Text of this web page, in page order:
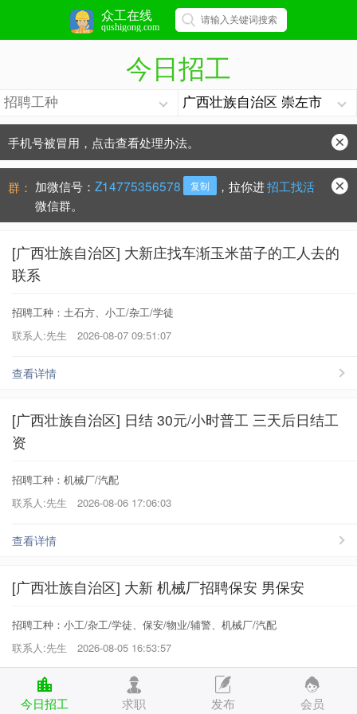
众工在线
qushigong.com
今日招工
手机号被冒用，点击查看处理办法。
防骗常识：学会这些不上当？
群： 加微信号： Z14775356578 复制 ，拉你进招工找活
微信群。
[广西壮族自治区] 大新庄找车渐玉米苗子的工人去的
联系
招聘工种：土石方、小工/杂工/学徒
联系人:先生
2026-08-07 09:51:07
查看详情
[广西壮族自治区] 日结 30元/小时普工 三天后日结工
资
招聘工种：机械厂/汽配
联系人:先生
2026-08-06 17:06:03
查看详情
[广西壮族自治区] 大新 机械厂招聘保安 男保安
招聘工种：小工/杂工/学徒、保安/物业/辅警、机械厂/汽配
联系人:先生
2026-08-05 16:53:57
查看详情
今日招工 求职 发布 会员